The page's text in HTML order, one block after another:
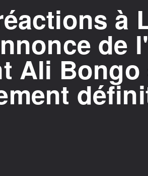
à
de
Ali Bongo